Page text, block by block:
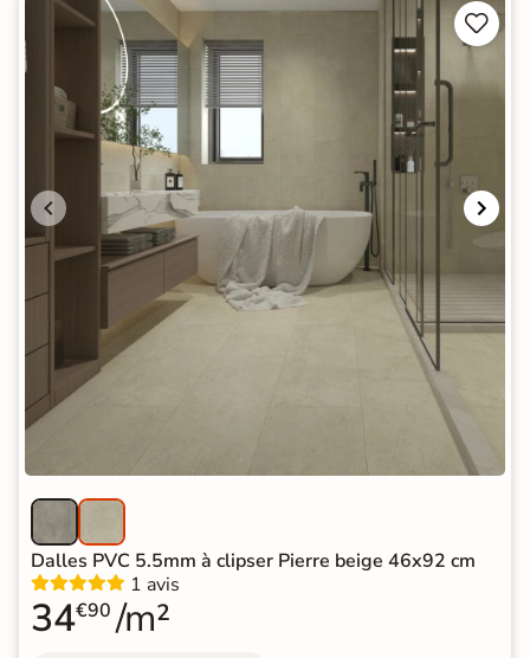


Dalles PVC 5.5mm à clipser Pierre beige 46x92 cm
1 avis
34€90 /m²